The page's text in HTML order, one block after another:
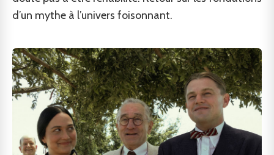
d’un mythe à l’univers foisonnant.